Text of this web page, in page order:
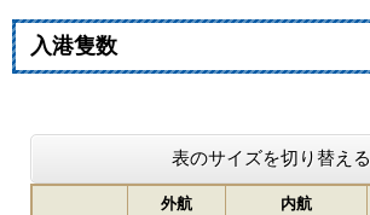
入港隻数
表のサイズを切り替える
外航 内航